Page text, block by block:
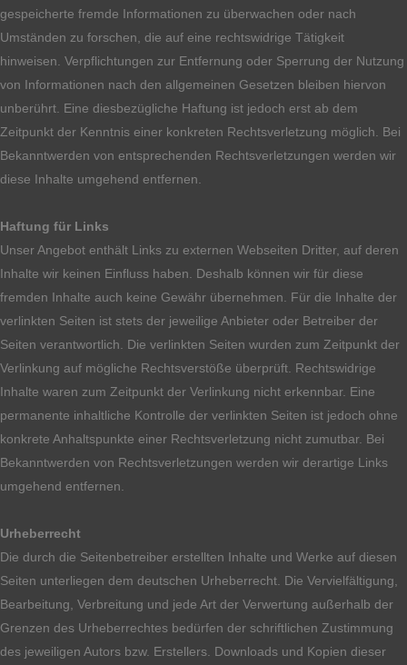
gespeicherte fremde Informationen zu überwachen oder nach
Umständen zu forschen, die auf eine rechtswidrige Tätigkeit
hinweisen. Verpflichtungen zur Entfernung oder Sperrung der Nutzung
von Informationen nach den allgemeinen Gesetzen bleiben hiervon
unberührt. Eine diesbezügliche Haftung ist jedoch erst ab dem
Zeitpunkt der Kenntnis einer konkreten Rechtsverletzung möglich. Bei
Bekanntwerden von entsprechenden Rechtsverletzungen werden wir
diese Inhalte umgehend entfernen.
Haftung für Links
Unser Angebot enthält Links zu externen Webseiten Dritter, auf deren
Inhalte wir keinen Einfluss haben. Deshalb können wir für diese
fremden Inhalte auch keine Gewähr übernehmen. Für die Inhalte der
verlinkten Seiten ist stets der jeweilige Anbieter oder Betreiber der
Seiten verantwortlich. Die verlinkten Seiten wurden zum Zeitpunkt der
Verlinkung auf mögliche Rechtsverstöße überprüft. Rechtswidrige
Inhalte waren zum Zeitpunkt der Verlinkung nicht erkennbar. Eine
permanente inhaltliche Kontrolle der verlinkten Seiten ist jedoch ohne
konkrete Anhaltspunkte einer Rechtsverletzung nicht zumutbar. Bei
Bekanntwerden von Rechtsverletzungen werden wir derartige Links
umgehend entfernen.
Urheberrecht
Die durch die Seitenbetreiber erstellten Inhalte und Werke auf diesen
Seiten unterliegen dem deutschen Urheberrecht. Die Vervielfältigung,
Bearbeitung, Verbreitung und jede Art der Verwertung außerhalb der
Grenzen des Urheberrechtes bedürfen der schriftlichen Zustimmung
des jeweiligen Autors bzw. Erstellers. Downloads und Kopien dieser